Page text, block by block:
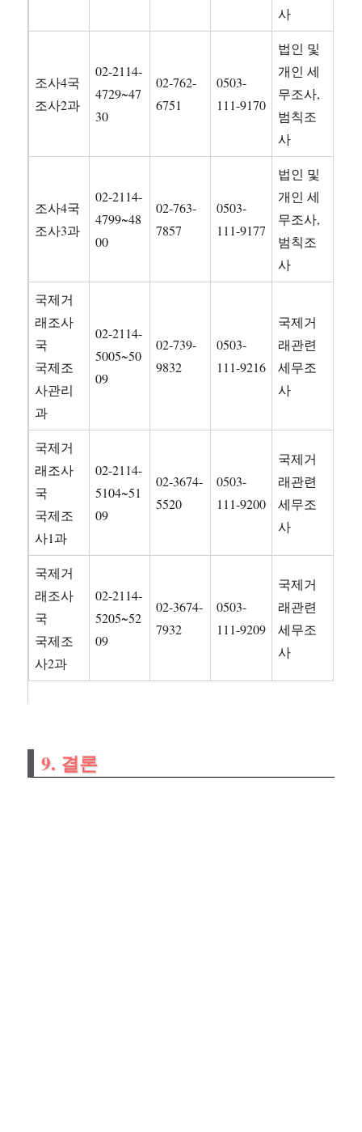
사
조사4국
조사2과
02-2114-
4729~47
30
02-762-
6751
0503-
111-9170
법인 및
개인 세
무조사,
범칙조
사
조사4국
조사3과
02-2114-
4799~48
00
02-763-
7857
0503-
111-9177
법인 및
개인 세
무조사,
범칙조
사
국제거
래조사
국
국제조
사관리
과
02-2114-
5005~50
09
02-739-
9832
0503-
111-9216
국제거
래관련
세무조
사
국제거
래조사
국
국제조
사1과
02-2114-
5104~51
09
02-3674-
5520
0503-
111-9200
국제거
래관련
세무조
사
국제거
래조사
국
국제조
사2과
02-2114-
5205~52
09
02-3674-
7932
0503-
111-9209
국제거
래관련
세무조
사
9. 결론